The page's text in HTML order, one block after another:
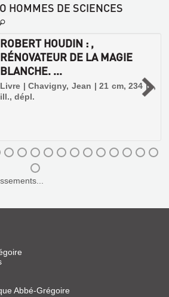
HOMMES DE SCIENCES
ROBERT HOUDIN : ,
RÉNOVATEUR DE LA MAGIE
BLANCHE. ...
Livre | Chavigny, Jean | 21 cm, 234 p.,
ill., dépl.
Abbé-Grégoire